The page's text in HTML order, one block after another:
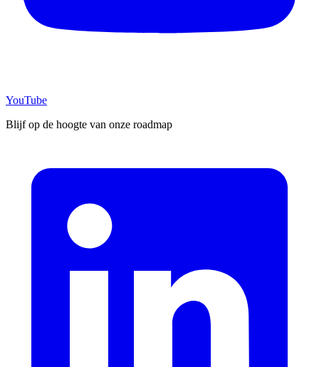
YouTube
Blijf op de hoogte van onze roadmap